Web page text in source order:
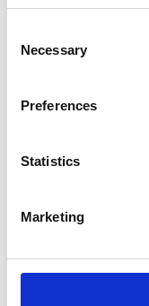
Selection
Necessary
Preferences
Statistics
Marketing